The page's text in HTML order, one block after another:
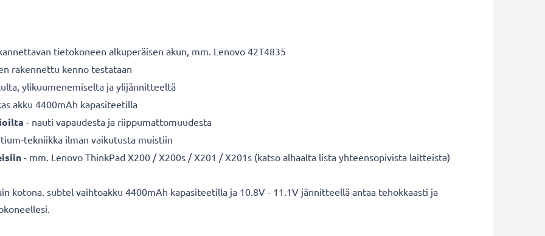
tietokoneen alkuperäisen akun, mm. Lenovo 42T4835
rakennettu kenno testataan
ylikuumenemiselta ja ylijännitteeltä
akku 4400mAh kapasiteetilla
- nauti vapaudesta ja riippumattomuudesta
tekniikka ilman vaikutusta muistiin
- mm. Lenovo ThinkPad X200 / X200s / X201 / X201s (katso alhaalta lista yhteensopivista laitteista)
kotona. subtel vaihtoakku 4400mAh kapasiteetilla ja 10.8V - 11.1V jännitteellä antaa tehokkaasti ja